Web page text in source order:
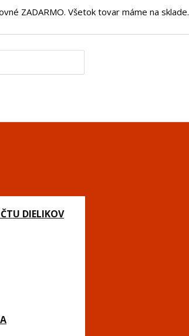
ZADARMO. Všetok tovar máme na sklade.
DIELIKOV